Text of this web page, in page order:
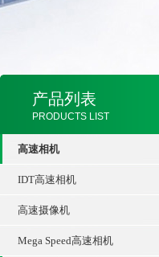
产品列表
PRODUCTS LIST
高速相机
IDT高速相机
高速摄像机
Mega Speed高速相机